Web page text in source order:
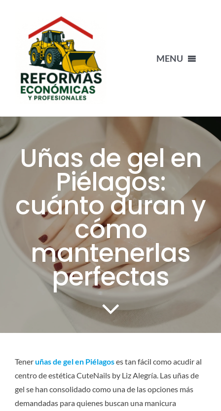
contenido
MENU
PORTFOLIO
BLOG
CONTACTO
SERVICIOS
Uñas de gel en
Piélagos:
cuánto duran y
cómo
mantenerlas
perfectas
Teneruñas de gel en Piélagoses tan fácil como acudir al
centro de estética CuteNails by Liz Alegría. Las uñas de
gel se han consolidado como una de las opciones más
demandadas para quienes buscan una manicura